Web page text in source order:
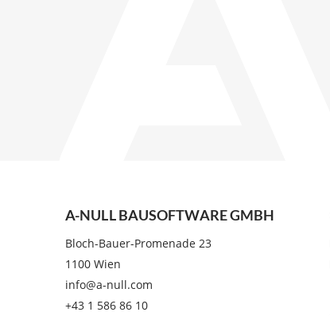
A-NULL BAUSOFTWARE GMBH
Bloch-Bauer-Promenade 23
1100 Wien
info@a-null.com
+43 1 586 86 10